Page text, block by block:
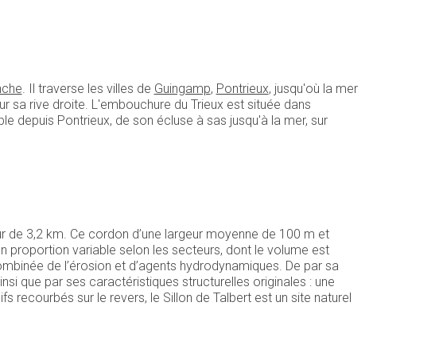
. Il traverse les villes de Guingamp, Pontrieux, jusqu'où la mer
sa rive droite. L'embouchure du Trieux est située dans
depuis Pontrieux, de son écluse à sas jusqu'à la mer, sur
de 3,2 km. Ce cordon d’une largeur moyenne de 100 m et
proportion variable selon les secteurs, dont le volume est
de l’érosion et d’agents hydrodynamiques. De par sa
que par ses caractéristiques structurelles originales : une
sur le revers, le Sillon de Talbert est un site naturel